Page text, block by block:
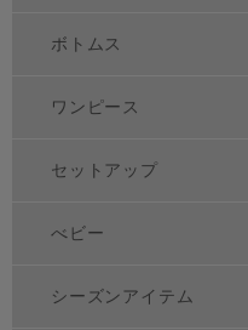
ボトムス
ワンピース
セットアップ
べビー
シーズンアイテム